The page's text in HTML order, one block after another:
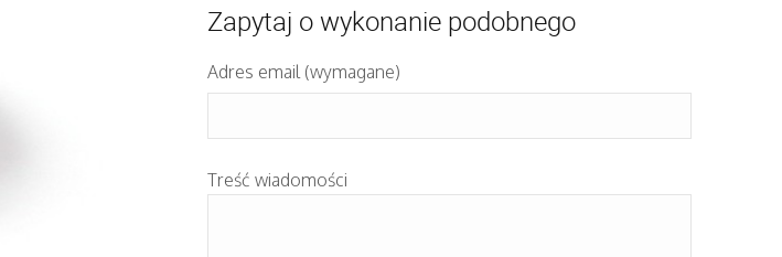
Zapytaj o wykonanie podobnego
Adres email (wymagane)
Treść wiadomości